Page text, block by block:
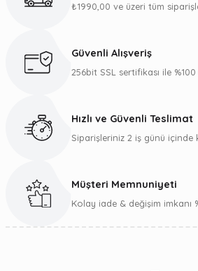
Ürün bilgilerinde hatalar bulunuyor.
Gönder
₺1990,00 ve üzeri tüm
Güvenli Alışveriş
256bit SSL sertifikası ile
Hızlı ve Güvenli Teslimat
Siparişleriniz 2 iş günü içinde
Müşteri Memnuniyeti
Kolay iade & değişim imkanı